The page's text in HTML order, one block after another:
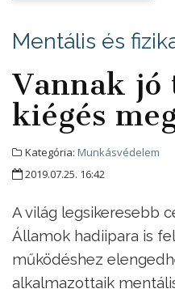
Mentális és
Vannak jó
kiégés
Kategória: Munkásvédelem
2019.07.25. 16:42
A világ legsikeresebb
Államok hadiipara is
működéshez
alkalmazottaik